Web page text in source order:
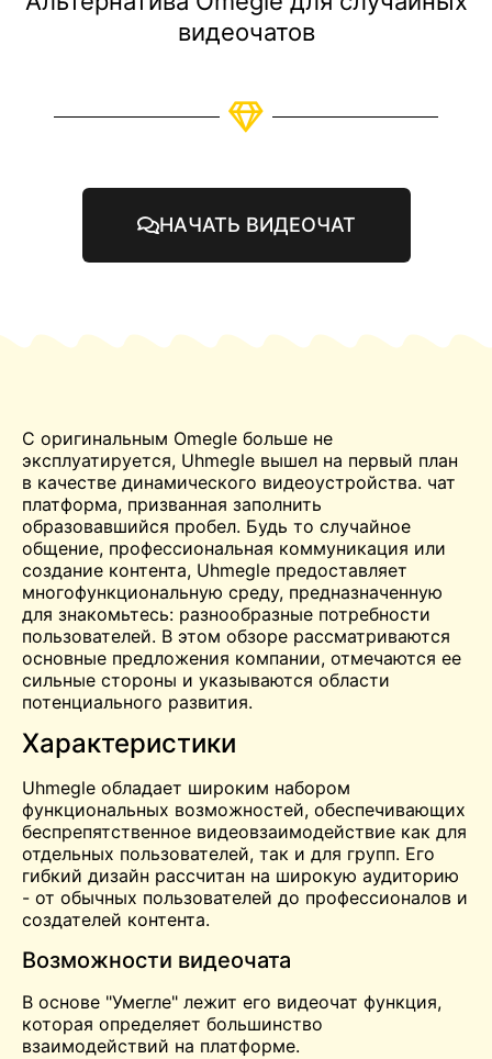
видеочатов
НАЧАТЬ ВИДЕОЧАТ
С оригинальным Omegle больше не
эксплуатируется, Uhmegle вышел на первый план
в качестве динамического видеоустройства. чат
платформа, призванная заполнить
образовавшийся пробел. Будь то случайное
общение, профессиональная коммуникация или
создание контента, Uhmegle предоставляет
многофункциональную среду, предназначенную
для знакомьтесь: разнообразные потребности
пользователей. В этом обзоре рассматриваются
основные предложения компании, отмечаются ее
сильные стороны и указываются области
потенциального развития.
Характеристики
Uhmegle обладает широким набором
функциональных возможностей, обеспечивающих
беспрепятственное видеовзаимодействие как для
отдельных пользователей, так и для групп. Его
гибкий дизайн рассчитан на широкую аудиторию
- от обычных пользователей до профессионалов и
создателей контента.
Возможности видеочата
В основе "Умегле" лежит его видеочат функция,
которая определяет большинство
взаимодействий на платформе.